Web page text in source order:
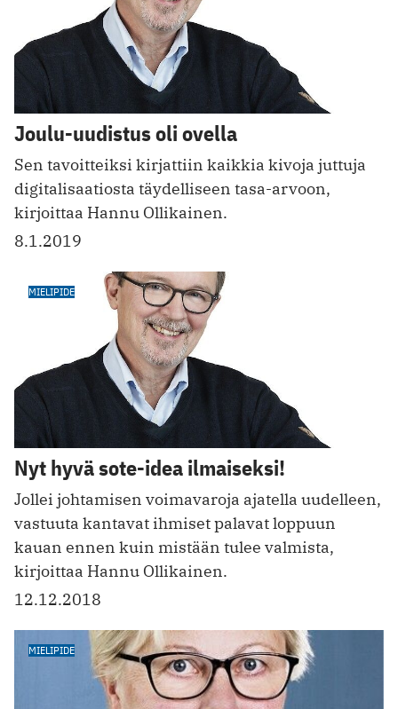
Joulu-uudistus oli ovella
Sen tavoitteiksi kirjattiin kaikkia kivoja juttuja
digitalisaatiosta täydelliseen tasa-arvoon,
kirjoittaa Hannu Ollikainen.
8.1.2019
MIELIPIDE
Nyt hyvä sote-idea ilmaiseksi!
Jollei johtamisen voimavaroja ajatella uudelleen,
vastuuta kantavat ihmiset palavat loppuun
kauan ennen kuin mistään tulee valmista,
kirjoittaa Hannu Ollikainen.
12.12.2018
MIELIPIDE